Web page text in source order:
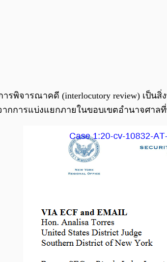
รพิจารณาคดี (interlocutory review) เป็
กการแบ่งแยกภายในขอบเขตอำนาจศาล